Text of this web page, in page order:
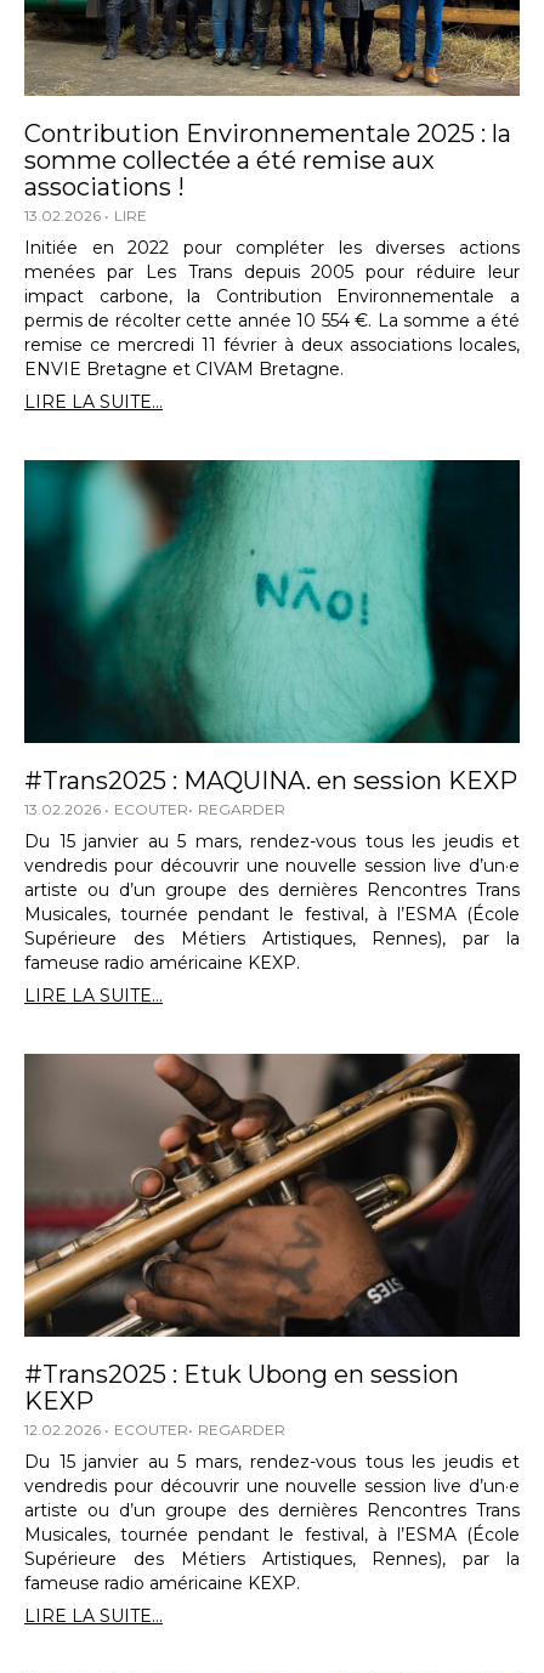
Contribution Environnementale 2025 : la
somme collectée a été remise aux
associations !
13.02.2026 LIRE
Initiée en 2022 pour compléter les diverses actions
menées par Les Trans depuis 2005 pour réduire leur
impact carbone, la Contribution Environnementale a
permis de récolter cette année 10 554 €. La somme a été
remise ce mercredi 11 février à deux associations locales,
ENVIE Bretagne et CIVAM Bretagne.
LIRE LA SUITE...
#Trans2025 : MAQUINA. en session KEXP
13.02.2026 ECOUTER REGARDER
Du 15 janvier au 5 mars, rendez-vous tous les jeudis et
vendredis pour découvrir une nouvelle session live d’un·e
artiste ou d’un groupe des dernières Rencontres Trans
Musicales, tournée pendant le festival, à l’ESMA (École
Supérieure des Métiers Artistiques, Rennes), par la
fameuse radio américaine KEXP.
LIRE LA SUITE...
#Trans2025 : Etuk Ubong en session
KEXP
12.02.2026 ECOUTER REGARDER
Du 15 janvier au 5 mars, rendez-vous tous les jeudis et
vendredis pour découvrir une nouvelle session live d’un·e
artiste ou d’un groupe des dernières Rencontres Trans
Musicales, tournée pendant le festival, à l’ESMA (École
Supérieure des Métiers Artistiques, Rennes), par la
fameuse radio américaine KEXP.
LIRE LA SUITE...